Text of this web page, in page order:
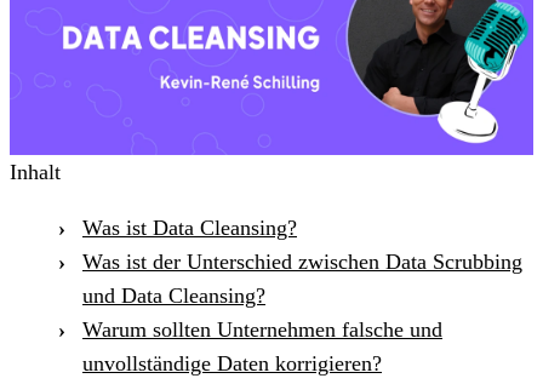
Inhalt
Was ist Data Cleansing?
Was ist der Unterschied zwischen Data Scrubbing
und Data Cleansing?
Warum sollten Unternehmen falsche und
unvollständige Daten korrigieren?